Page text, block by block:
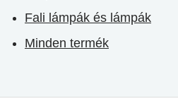
Fali lámpák és lámpák
Minden termék